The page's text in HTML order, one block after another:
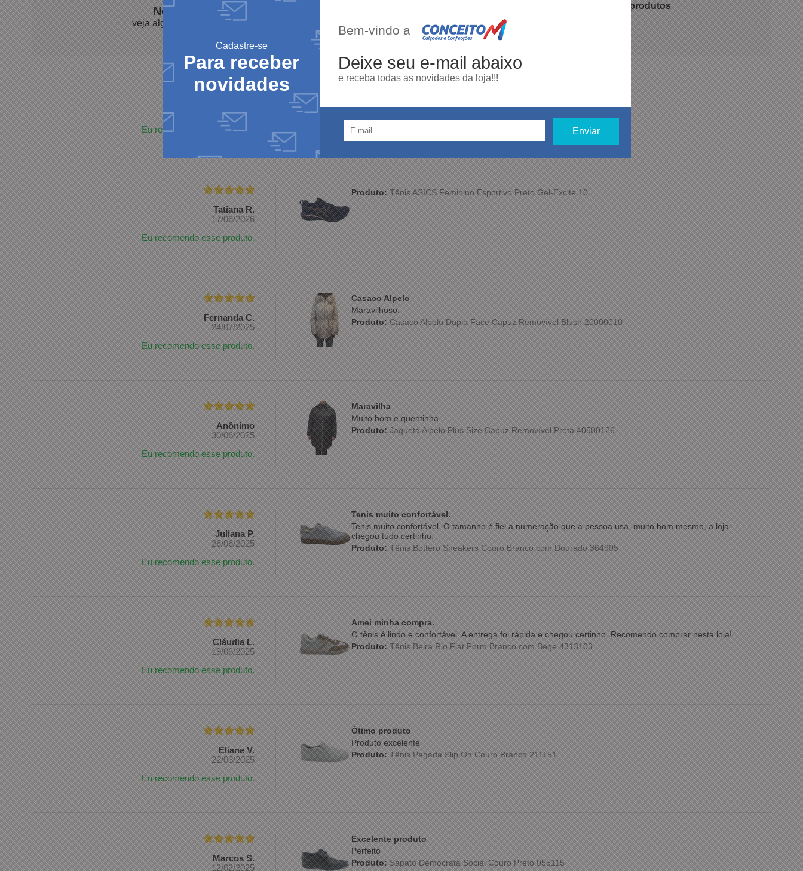
Cadastre-se
Para receber
novidades
Bem-vindo a
Deixe seu e-mail abaixo
e receba todas as novidades da loja!!!
Nossos clientes falam por nós!
veja algumas avaliações de produtos da nossa loja.
dos clientes recomendam nossos produtos
22/07/2026
Eu recomendo esse produto.
Produto:Sapato Ferracini Austin 5168 Couro Marrom Casual
Tatiana R.
17/06/2026
Eu recomendo esse produto.
Produto:Tênis ASICS Feminino Esportivo Preto Gel-Excite 10
Fernanda C.
24/07/2025
Eu recomendo esse produto.
Casaco Alpelo
Maravilhoso.
Produto:Casaco Alpelo Dupla Face Capuz Removível Blush 20000010
Anônimo
30/06/2025
Eu recomendo esse produto.
Maravilha
Muito bom e quentinha
Produto:Jaqueta Alpelo Plus Size Capuz Removível Preta 40500126
Juliana P.
26/06/2025
Eu recomendo esse produto.
Tenis muito confortável.
Tenis muito confortável. O tamanho é fiel a numeração que a pessoa usa, muito bom mesmo, a loja
chegou tudo certinho.
Produto:Tênis Bottero Sneakers Couro Branco com Dourado 364905
Cláudia L.
19/06/2025
Eu recomendo esse produto.
Amei minha compra.
O tênis é lindo e confortável. A entrega foi rápida e chegou certinho. Recomendo comprar nesta loja!
Produto:Tênis Beira Rio Flat Form Branco com Bege 4313103
Eliane V.
22/03/2025
Eu recomendo esse produto.
Ótimo produto
Produto excelente
Produto:Tênis Pegada Slip On Couro Branco 211151
Marcos S.
12/02/2025
Excelente produto
Perfeito
Produto:Sapato Democrata Social Couro Preto 055115